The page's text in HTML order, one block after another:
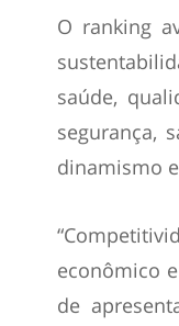
O ranking
saúde,
segurança,
dinamismo
econômico
de